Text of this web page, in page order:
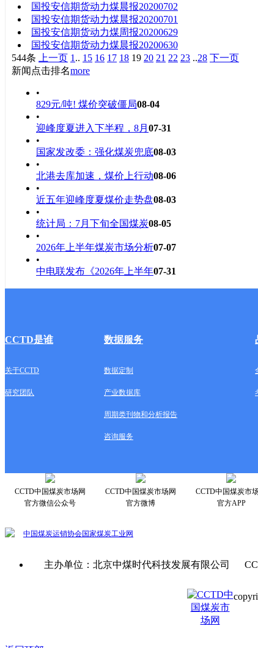
国投安信期货动力煤晨报20200702
国投安信期货动力煤晨报20200701
国投安信期货动力煤周报20200629
国投安信期货动力煤晨报20200630
544条
上一页 1 .. 15 16 17 18 19 20 21 22 23 ..28 下一页
新闻点击排名more
•
829元/吨! 煤价突破僵局08-04
•
迎峰度夏进入下半程，8月 07-31
•
国家发改委：强化煤炭兜底08-03
•
北港去库加速，煤价上行动08-06
•
近五年迎峰度夏煤价走势盘08-03
•
统计局：7月下旬全国煤炭08-05
•
2026年上半年煤炭市场分析07-07
•
中电联发布《2026年上半年07-31
CCTD是谁 数据服务
关于CCTD 数据定制
研究团队 产业数据库
周期类刊物和分析报告
咨询服务
CCTD中国煤炭市场网
官方微信公众号
CCTD中国煤炭市场网
官方微博
CCTD中国煤炭市
官方APP
中国煤炭运销协会国家煤炭工业网
主办单位：北京中煤时代科技发展有限公司